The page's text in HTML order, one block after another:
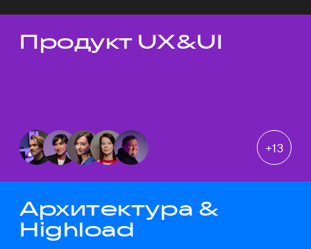
Темы докладов
Продукт UX&UI
+13
Архитектура &
Highload